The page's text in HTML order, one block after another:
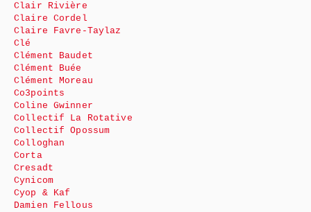
Clair Rivière
Claire Cordel
Claire Favre-Taylaz
Clé
Clément Baudet
Clément Buée
Clément Moreau
Co3points
Coline Gwinner
Collectif La Rotative
Collectif Opossum
Colloghan
Corta
Cresadt
Cynicom
Cyop & Kaf
Damien Fellous